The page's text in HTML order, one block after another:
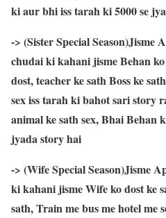
ki aur bhi iss tarah ki 5000 se
-> (Sister Special Season)Jisme
chudai ki kahani jisme Behan
dost, teacher ke sath Boss ke
sex iss tarah ki bahot sari story
animal ke sath sex, Bhai Behan
jyada story hai
-> (Wife Special Season)Jisme
ki kahani jisme Wife ko dost ke
sath, Train me bus me hotel me